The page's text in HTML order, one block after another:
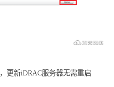
，更新iDRAC服务器无需重启